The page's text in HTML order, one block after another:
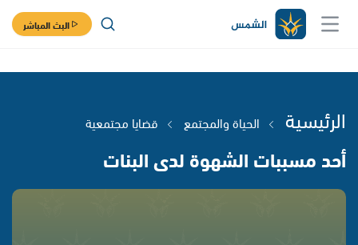
البث المباشر
الرئيسية الحياة والمجتمع قضايا مجتمعية
أحد مسببات الشهوة لدى البنات